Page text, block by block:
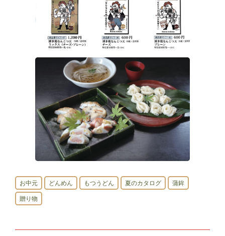
お中元 どんめん もつうどん 夏のカタログ 蒲鉾
贈り物